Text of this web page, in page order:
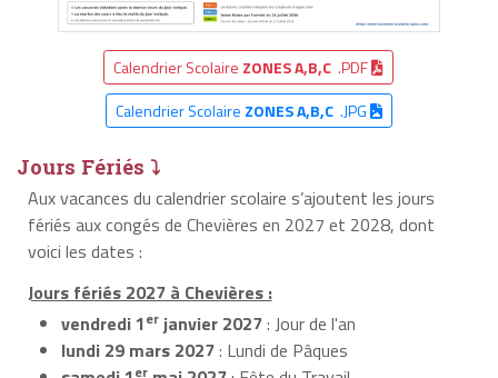
Calendrier Scolaire ZONES A,B,C .PDF
Calendrier Scolaire ZONES A,B,C.JPG
Jours Fériés ⤵
Aux vacances du calendrier scolaire s’ajoutent les jours
fériés aux congés de Chevières en 2027 et 2028, dont
voici les dates :
Jours fériés 2027 à Chevières :
vendredi 1er janvier 2027: Jour de l'an
lundi 29 mars 2027: Lundi de Pâques
er